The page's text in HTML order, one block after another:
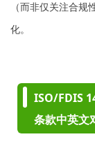
（而非仅关注合
化。
ISO/FDIS
条款中英文